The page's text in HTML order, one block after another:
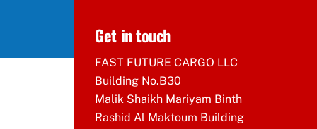
Get in touch
FAST FUTURE CARGO LLC
Building No.B30
Malik Shaikh Mariyam Binth
Rashid Al Maktoum Building